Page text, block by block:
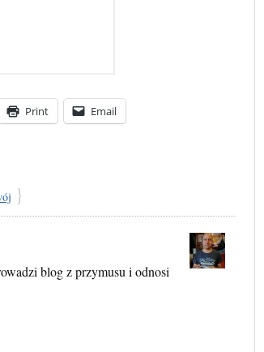
Print Email
}
blog z przymusu i odnosi